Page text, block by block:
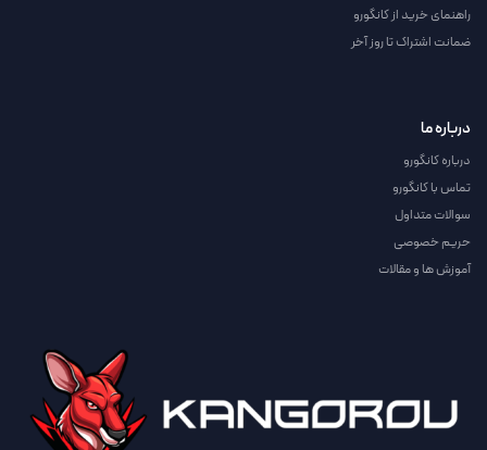
راهنمای خرید از کانگورو
ضمانت اشتراک تا روز آخر
درباره ما
درباره کانگورو
تماس با کانگورو
سوالات متداول
حریم خصوصی
آموزش ها و مقالات